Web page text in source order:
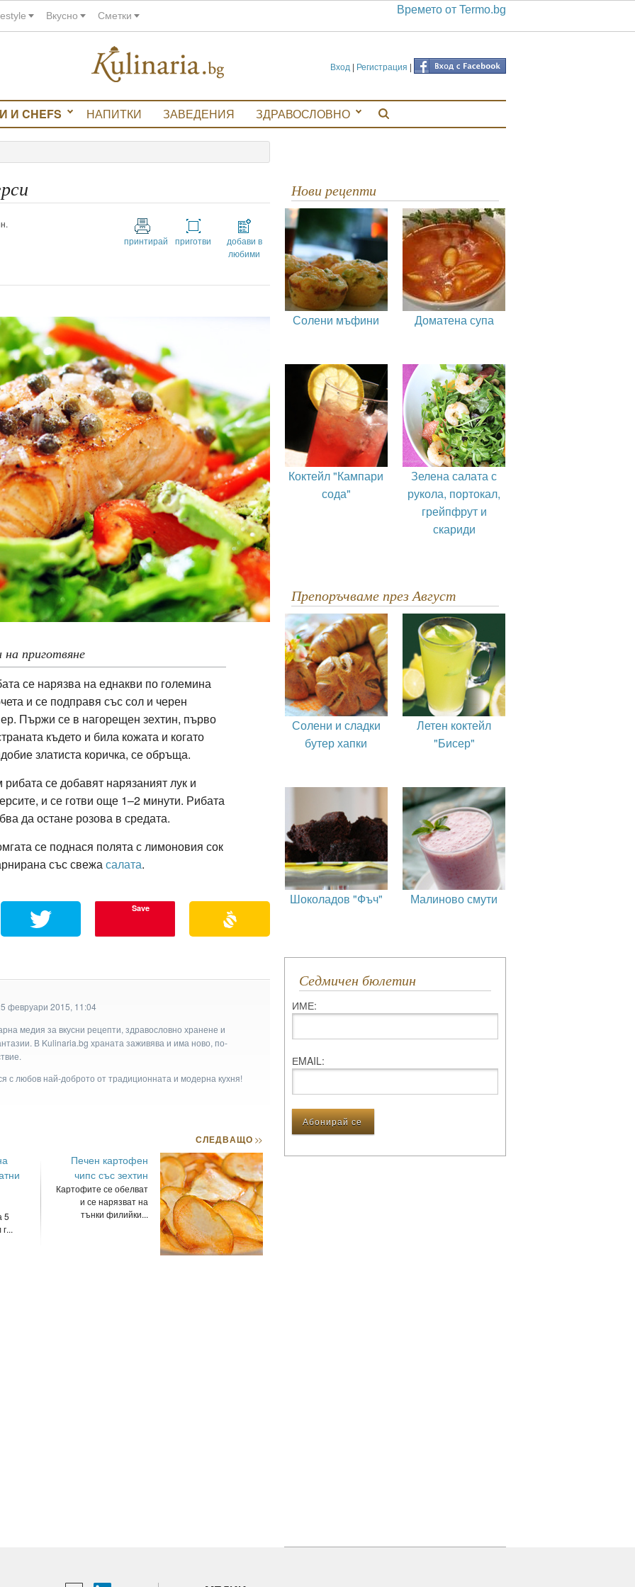
Вкусно Сметки Времето от Termo.bg
Вход | Регистрация |
И CHEFS НАПИТКИ ЗАВЕДЕНИЯ ЗДРАВОСЛОВНО
принтирай приготви
добави в
любими
на приготвяне
се нарязва на еднакви по големина
и се подправя със сол и черен
Пържи се в нагорещен зехтин, първо
където и била кожата и когато
златиста коричка, се обръща.
рибата се добавят нарязаният лук и
и се готви още 1–2 минути. Рибата
да остане розова в средата.
се поднася полята с лимоновия сок
със свежасалата.
Save
февруари 2015, 11:04
медия за вкусни рецепти, здравословно хранене и
В Kulinaria.bg храната заживява и има ново, по-
с любов най-доброто от традиционната и модерна кухня!
5
СЛЕДВАЩО>>
Печен картофен
чипс със зехтин
Картофите се обелват
и се нарязват на
тънки филийки...
Нови рецепти
Солени мъфини Доматена супа
Коктейл "Кампари
сода"
Зелена салата с
рукола, портокал,
грейпфрут и
скариди
Препоръчваме през Август
Солени и сладки
бутер хапки
Летен коктейл
"Бисер"
Шоколадов "Фъч" Малиново смути
Седмичен бюлетин
ИМЕ:
ЕMAIL: